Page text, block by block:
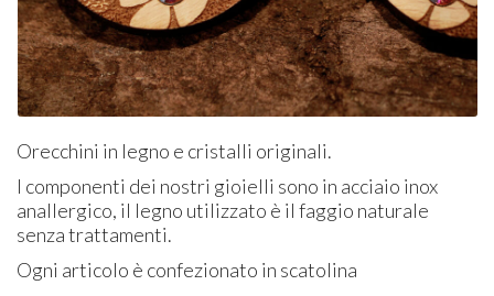
Orecchini in legno e cristalli originali.
I componenti dei nostri gioielli sono in acciaio inox
anallergico, il legno utilizzato è il faggio naturale
senza trattamenti.
Ogni articolo è confezionato in scatolina